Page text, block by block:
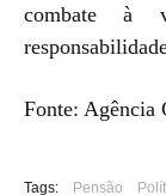
combate à
Fonte: Agência
Tags: Pensão